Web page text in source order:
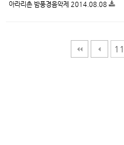
아라리촌 밤풍경음악제 2014.08.08
11